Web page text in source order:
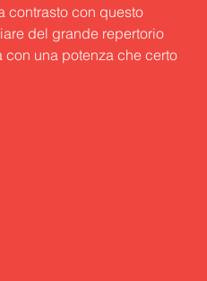
contrasto con questo
del grande repertorio
una potenza che certo